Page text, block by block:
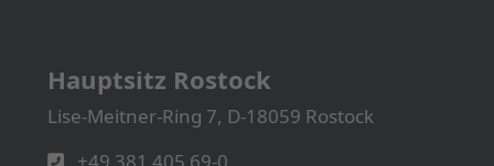
Hauptsitz Rostock
Lise-Meitner-Ring 7, D-18059 Rostock
+49 381 405 69-0